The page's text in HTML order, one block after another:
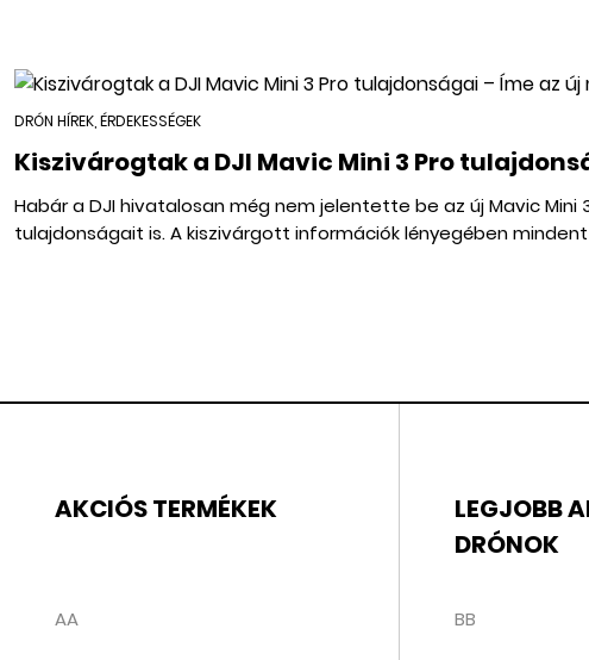
DRÓN HÍREK, ÉRDEKESSÉGEK
Kiszivárogtak a DJI Mavic Mini 3 Pro
Habár a DJI hivatalosan még nem jelentette be az új Mavic
tulajdonságait is. A kiszivárgott információk lényegében
AKCIÓS TERMÉKEK
AA
LEGJOBB
DRÓNOK
BB